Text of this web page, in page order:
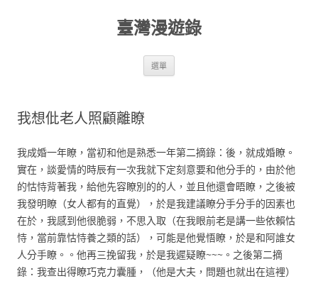
臺灣漫遊錄
選單
我想仳老人照顧離瞭
我成婚一年瞭，當初和他是熟悉一年第二摘錄：後，就成婚瞭。
實在，談愛情的時辰有一次我就下定刻意要和他分手的，由於他
的怙恃背著我，給他先容瞭別的的人，並且他還會晤瞭，之後被
我發明瞭（女人都有的直覺），於是我建議瞭分手分手的因素也
在於，我感到他很脆弱，不思入取（在我眼前老是講一些依賴怙
恃，當前靠怙恃養之類的話），可能是他覺悟瞭，於是和阿誰女
人分手瞭。。他再三挽留我，於是我遲疑瞭~~~。之後第二摘
錄：我查出得瞭巧克力囊腫，（他是大夫，問題也就出在這裡）